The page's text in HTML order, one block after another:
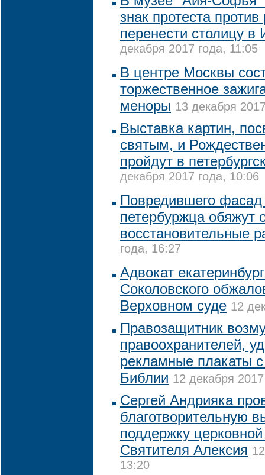
знак протеста
перенести столицу в
декабря 2017 года, 11:05
В центре Москвы
торжественное
меноры 13 декабря
Выставка картин,
святым, и
пройдут в
декабря 2017 года, 10:06
Повредившего фасад
петербуржца обяжут
восстановительные
года, 16:27
Адвокат
Соколовского
Верховном суде 12
Правозащитник
правоохранителей,
рекламные плакаты
Библии 12 декабря
Сергей Андрияка
благотворительную
поддержку
Святителя Алексия
13:20